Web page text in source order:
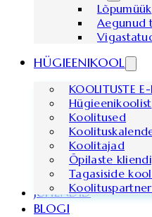
Lõpumüük
Aegunud
HÜGIEENIKOOL
KOOLITUSTE
Hügieenikoolist
Koolitused
Koolitajad
Õpilaste
Tagasiside
JUHENDID
BLOGI